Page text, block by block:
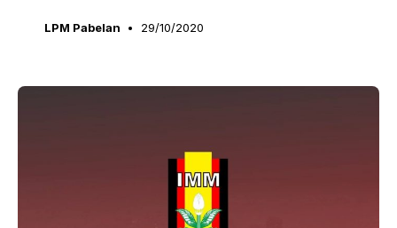
LPM Pabelan 29/10/2020